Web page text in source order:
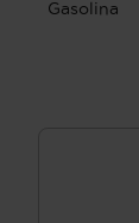
Gasolina